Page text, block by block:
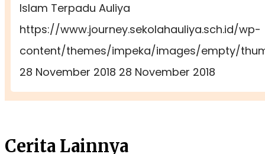
Islam Terpadu Auliya
https://www.journey.sekolahauliya.sch.id/wp-
content/themes/impeka/images/empty/
28 November 2018 28 November 2018
Cerita Lainnya